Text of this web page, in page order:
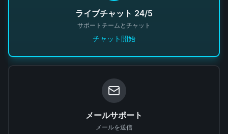
ライブチャット 24/5
サポートチームとチャット
チャット開始
メールサポート
メールを送信